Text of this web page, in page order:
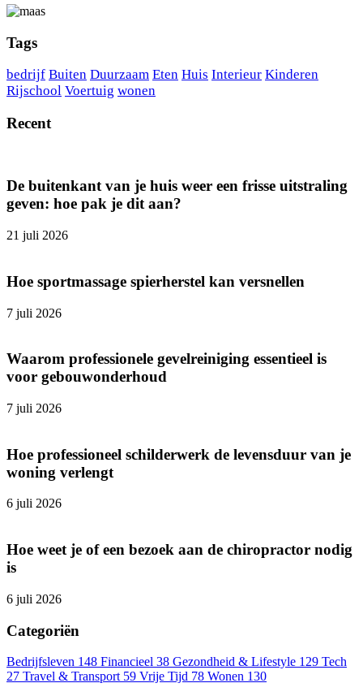
Tags
bedrijf Buiten Duurzaam Eten Huis Interieur Kinderen
Rijschool Voertuig wonen
Recent
De buitenkant van je huis weer een frisse uitstraling
geven: hoe pak je dit aan?
21 juli 2026
Hoe sportmassage spierherstel kan versnellen
7 juli 2026
Waarom professionele gevelreiniging essentieel is
voor gebouwonderhoud
7 juli 2026
Hoe professioneel schilderwerk de levensduur van je
woning verlengt
6 juli 2026
Hoe weet je of een bezoek aan de chiropractor nodig
is
6 juli 2026
Categoriën
Bedrijfsleven 148 Financieel 38 Gezondheid & Lifestyle 129 Tech
27 Travel & Transport 59 Vrije Tijd 78 Wonen 130